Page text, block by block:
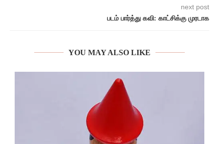
next post
படம் பார்த்து கவி: காட்சிக்கு முரடாக
YOU MAY ALSO LIKE